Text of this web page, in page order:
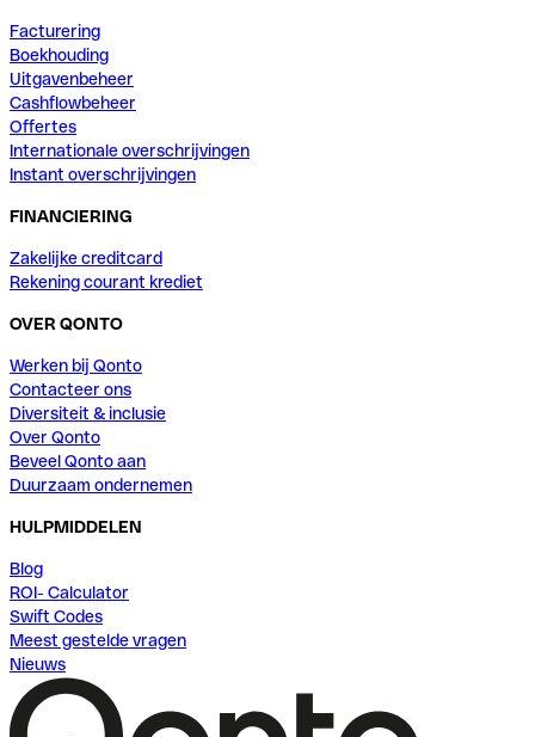
Facturering
Boekhouding
Uitgavenbeheer
Cashflowbeheer
Offertes
Internationale overschrijvingen
Instant overschrijvingen
FINANCIERING
Zakelijke creditcard
Rekening courant krediet
OVER QONTO
Werken bij Qonto
Contacteer ons
Diversiteit & inclusie
Over Qonto
Beveel Qonto aan
Duurzaam ondernemen
HULPMIDDELEN
Blog
ROI- Calculator
Swift Codes
Meest gestelde vragen
Nieuws